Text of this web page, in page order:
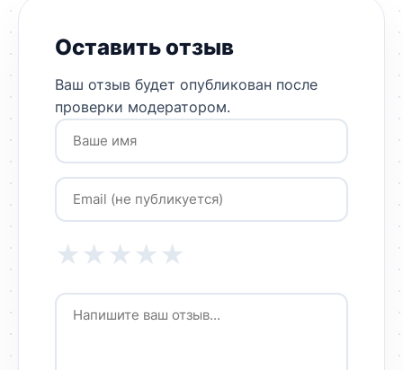
Оставить отзыв
Ваш отзыв будет опубликован после
проверки модератором.
★
★
★
★
★